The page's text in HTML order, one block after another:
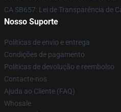
CA SB657: Lei de Transparência de
Nosso Suporte
Políticas de envio e entrega
Condições de pagamento
Políticas de devolução e reembolso
Contacte-nos
Ajuda ao Cliente (FAQ)
Whosale